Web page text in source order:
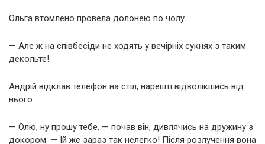
Ольга втомлено провела долонею по чолу.
— Але ж на співбесіди не ходять у вечірніх сукнях з таким
декольте!
Андрій відклав телефон на стіл, нарешті відволікшись від
нього.
— Олю, ну прошу тебе, — почав він, дивлячись на дружину з
докором. — Їй же зараз так нелегко! Після розлучення вона